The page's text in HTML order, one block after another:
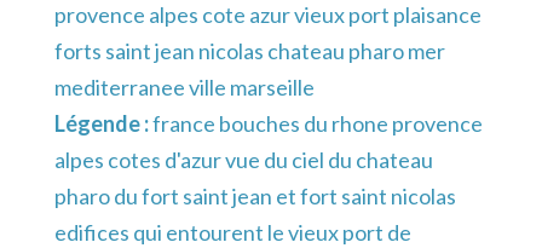
provence alpes cote azur vieux port plaisance
forts saint jean nicolas chateau pharo mer
mediterranee ville marseille
Légende :france bouches du rhone provence
alpes cotes d'azur vue du ciel du chateau
pharo du fort saint jean et fort saint nicolas
edifices qui entourent le vieux port de